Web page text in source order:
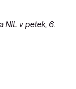
NIL v petek, 6.